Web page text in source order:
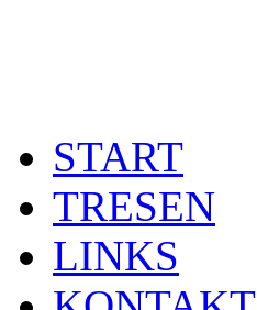
START
TRESEN
LINKS